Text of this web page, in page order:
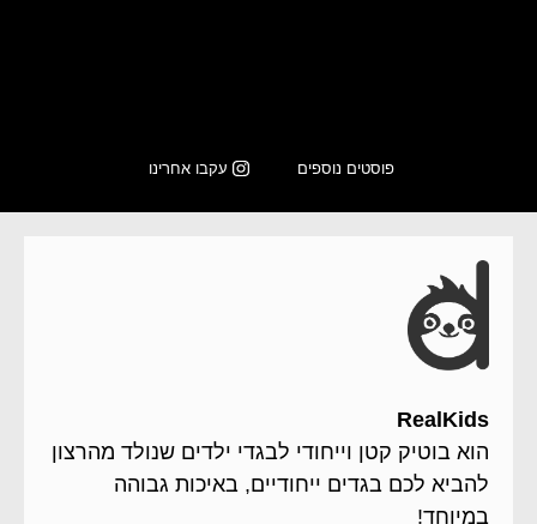
פוסטים נוספים עקבו אחרינו
RealKids
הוא בוטיק קטן וייחודי לבגדי ילדים שנולד מהרצון
להביא לכם בגדים ייחודיים, באיכות גבוהה
במיוחד!